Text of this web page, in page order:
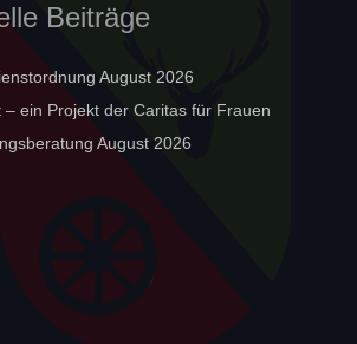
Beiträge
August 2026
– ein Projekt der Caritas für Frauen
August 2026